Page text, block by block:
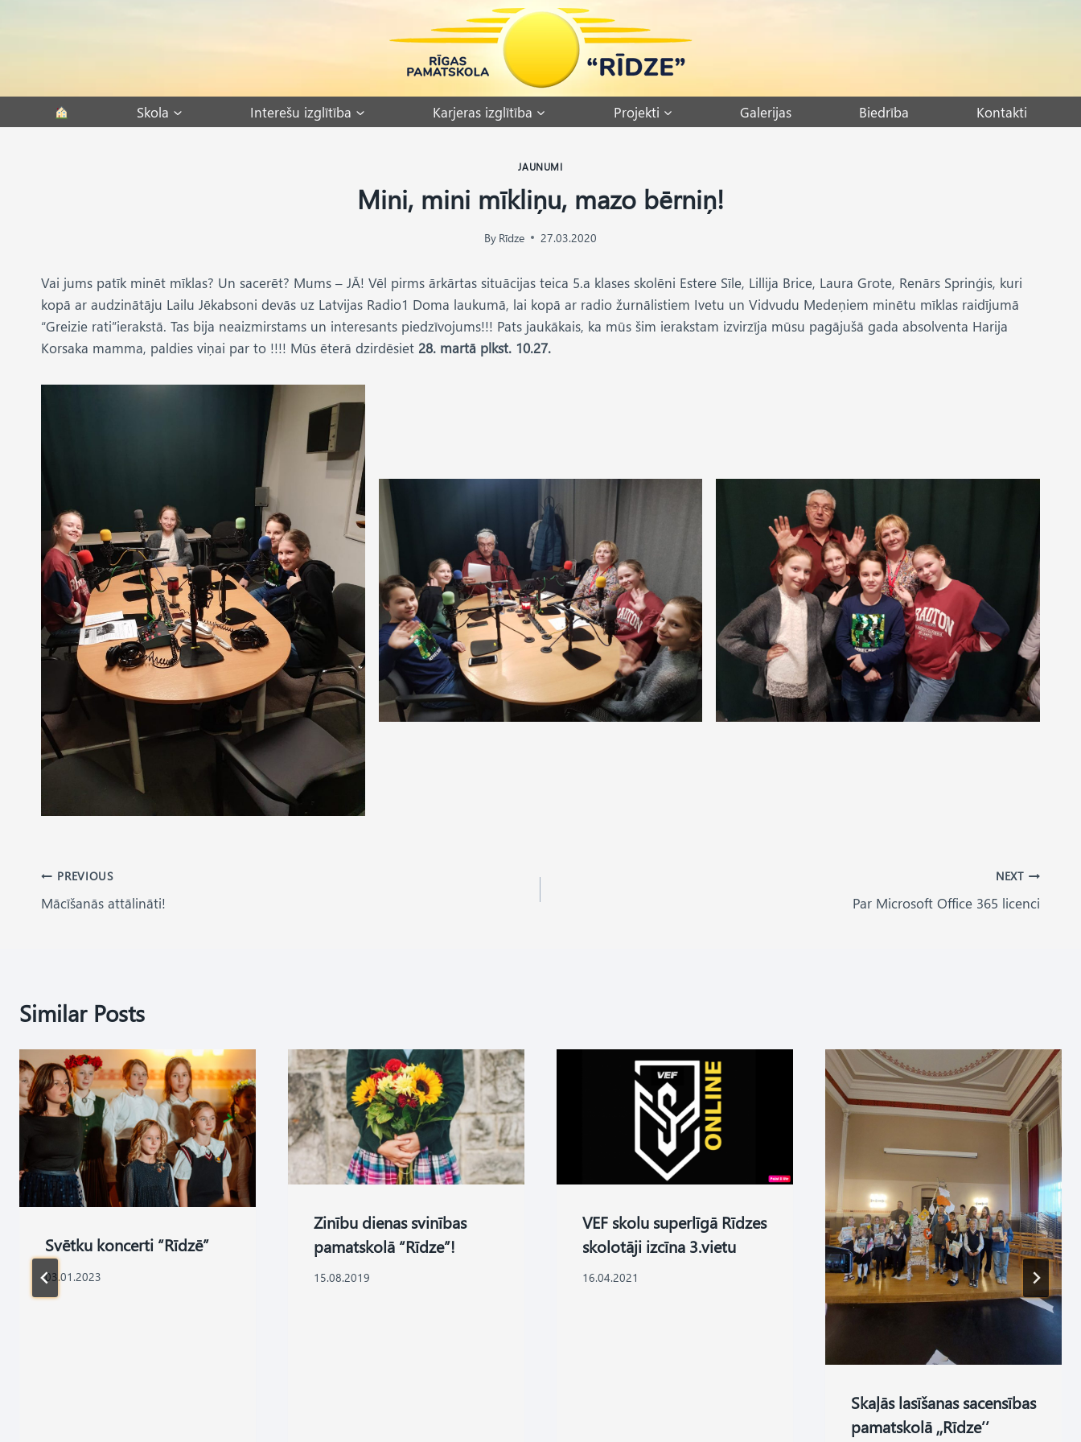
Skola Interešu izglītība Karjeras izglītība Projekti Galerijas Biedrība Kontakti
JAUNUMI
Mini, mini mīkliņu, mazo bērniņ!
By Rīdze 27.03.2020
Vai jums patīk minēt mīklas? Un sacerēt? Mums – JĀ! Vēl pirms ārkārtas situācijas teica 5.a klases skolēni Estere Sīle, Lillija Brice, Laura Grote, Renārs Sprinģis, kuri
kopā ar audzinātāju Lailu Jēkabsoni devās uz Latvijas Radio1 Doma laukumā, lai kopā ar radio žurnālistiem Ivetu un Vidvudu Medeņiem minētu mīklas raidījumā
“Greizie rati”ierakstā. Tas bija neaizmirstams un interesants piedzīvojums!!! Pats jaukākais, ka mūs šim ierakstam izvirzīja mūsu pagājušā gada absolventa Harija
Korsaka mamma, paldies viņai par to !!!! Mūs ēterā dzirdēsiet 28. martā plkst. 10.27.
Post
navigation
PREVIOUS
Mācīšanās attālināti!
NEXT
Par Microsoft Office 365 licenci
Similar Posts
Svētku koncerti “Rīdzē”
03.01.2023
Zinību dienas svinības
pamatskolā “Rīdze”!
15.08.2019
VEF skolu superlīgā Rīdzes
skolotāji izcīna 3.vietu
16.04.2021
Skaļās lasīšanas sacensības
pamatskolā ,,Rīdze’’